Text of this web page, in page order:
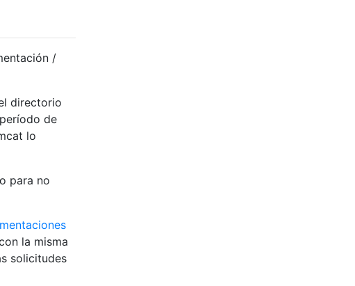
/
directorio
de
lo
para no
la misma
solicitudes